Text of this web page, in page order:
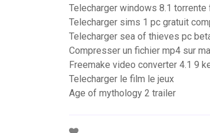
Telecharger windows 8.1 torrente
Telecharger sims 1 pc gratuit
Telecharger sea of thieves pc
Compresser un fichier mp4 sur
Freemake video converter 4.1 9
Telecharger le film le jeux
Age of mythology 2 trailer